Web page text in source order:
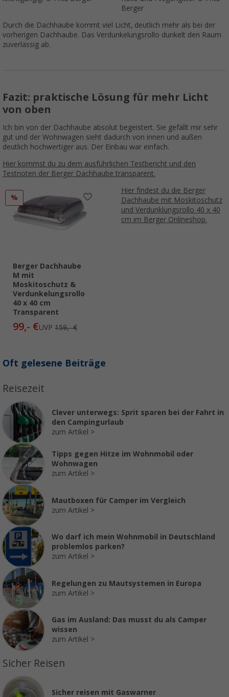
Berger
Durch die Dachhaube kommt viel Licht, deutlich mehr als bei der
vorherigen Dachhaube. Das Verdunkelungsrollo dunkelt den Raum
zuverlässig ab.
Fazit: praktische Lösung für mehr Licht
von oben
Ich bin von der Dachhaube absolut begeistert. Sie gefällt mir sehr
gut und der Wohnwagen sieht dadurch von innen und außen
deutlich hochwertiger aus. Der Einbau war einfach.
Hier kommst du zu dem ausführlichen Testbericht und den
Testnoten der Berger Dachhaube transparent.
%
Berger Dachhaube
M mit
Moskitoschutz &
Verdunkelungsrollo
40 x 40 cm
Transparent
99,- €UVP 159,- €
Hier findest du die Berger
Dachhaube mit Moskitoschutz
und Verdunklungsrollo 40 x 40
cm im Berger Onlineshop.
Oft gelesene Beiträge
Reisezeit
Clever unterwegs: Sprit sparen bei der Fahrt in
den Campingurlaub
zum Artikel
Tipps gegen Hitze im Wohnmobil oder
Wohnwagen
zum Artikel
Mautboxen für Camper im Vergleich
zum Artikel
Wo darf ich mein Wohnmobil in Deutschland
problemlos parken?
zum Artikel
Regelungen zu Mautsystemen in Europa
zum Artikel
Gas im Ausland: Das musst du als Camper
wissen
zum Artikel
Sicher Reisen
Sicher reisen mit Gaswarner